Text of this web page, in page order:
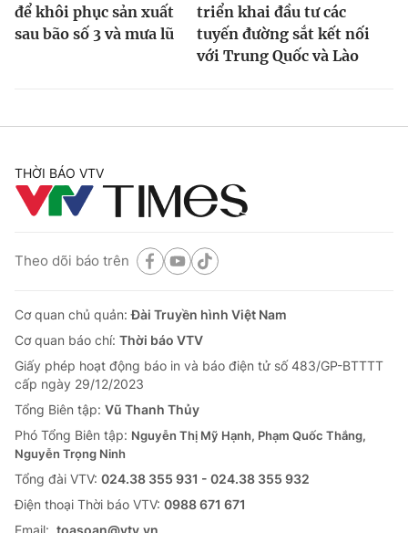
để khôi phục sản xuất
sau bão số 3 và mưa lũ
triển khai đầu tư các
tuyến đường sắt kết nối
với Trung Quốc và Lào
THỜI BÁO VTV
Theo dõi báo trên
Cơ quan chủ quản:Đài Truyền hình Việt Nam
Cơ quan báo chí: Thời báo VTV
Giấy phép hoạt động báo in và báo điện tử số 483/GP-BTTTT
cấp ngày 29/12/2023
Tổng Biên tập: Vũ Thanh Thủy
Phó Tổng Biên tập: Nguyễn Thị Mỹ Hạnh, Phạm Quốc Thắng,
Nguyễn Trọng Ninh
Tổng đài VTV: 024.38 355 931 - 024.38 355 932
Ðiện thoại Thời báo VTV: 0988 671 671
Email: toasoan@vtv.vn